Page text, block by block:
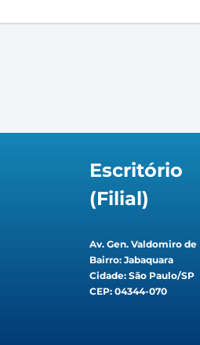
Escritório
(Filial)
Av. Gen. Valdomiro de
Bairro: Jabaquara
Cidade: São Paulo/SP
CEP: 04344-070